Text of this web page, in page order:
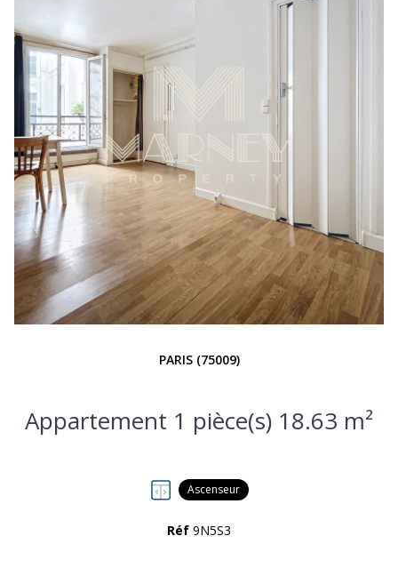
PARIS (75009)
Appartement 1 pièce(s) 18.63 m²
Ascenseur
Réf 9N5S3